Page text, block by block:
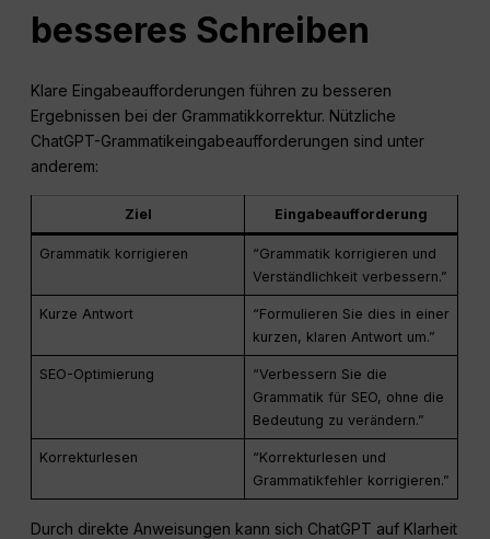
besseres Schreiben
Klare Eingabeaufforderungen führen zu besseren
Ergebnissen bei der Grammatikkorrektur. Nützliche
ChatGPT-Grammatikeingabeaufforderungen sind unter
anderem:
Ziel Eingabeaufforderung
Grammatik korrigieren
“Grammatik korrigieren und
Verständlichkeit verbessern.”
Kurze Antwort
“Formulieren Sie dies in einer
kurzen, klaren Antwort um.”
SEO-Optimierung
“Verbessern Sie die
Grammatik für SEO, ohne die
Bedeutung zu verändern.”
Korrekturlesen
“Korrekturlesen und
Grammatikfehler korrigieren.”
Durch direkte Anweisungen kann sich ChatGPT auf Klarheit